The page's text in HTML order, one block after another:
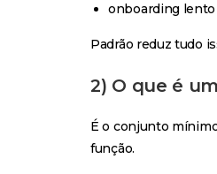
onboarding lento
Padrão reduz tudo
2) O que é
É o conjunto
função.